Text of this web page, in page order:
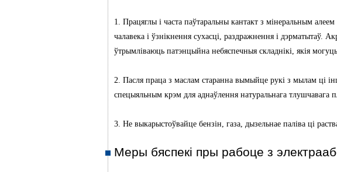
1. Працяглы і часта паўтаральны кантакт з мінеральным
чалавека і ўзнікнення сухасці, раздражнення і дэрматытаў.
ўтрымліваюць патэнцыйна небяспечныя складнікі, якія
2. Пасля праца з маслам старанна вымыйце рукі з мылам ці
спецыяльным крэм для аднаўлення натуральнага тлушчавага
3. Не выкарыстоўвайце бензін, газа, дызельнае паліва ці
Меры бяспекі пры рабоце з